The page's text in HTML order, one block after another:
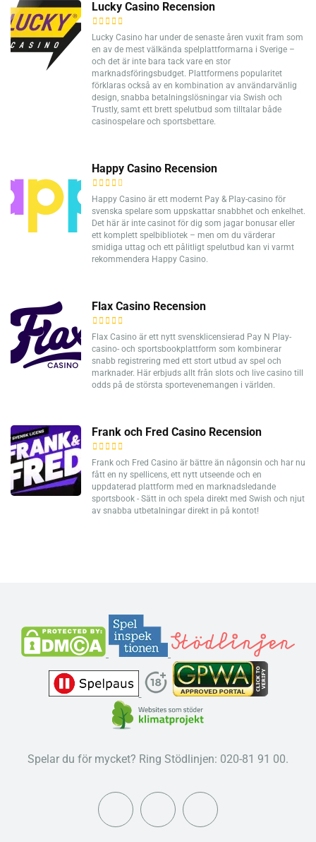
Lucky Casino Recension
Lucky Casino har under de senaste åren vuxit fram som
en av de mest välkända spelplattformarna i Sverige –
och det är inte bara tack vare en stor
marknadsföringsbudget. Plattformens popularitet
förklaras också av en kombination av användarvänlig
design, snabba betalningslösningar via Swish och
Trustly, samt ett brett spelutbud som tilltalar både
casinospelare och sportsbettare.
Happy Casino Recension
Happy Casino är ett modernt Pay & Play-casino för
svenska spelare som uppskattar snabbhet och enkelhet.
Det här är inte casinot för dig som jagar bonusar eller
ett komplett spelbibliotek – men om du värderar
smidiga uttag och ett pålitligt spelutbud kan vi varmt
rekommendera Happy Casino.
Flax Casino Recension
Flax Casino är ett nytt svensklicensierad Pay N Play-
casino- och sportsbookplattform som kombinerar
snabb registrering med ett stort utbud av spel och
marknader. Här erbjuds allt från slots och live casino till
odds på de största sportevenemangen i världen.
Frank och Fred Casino Recension
Frank och Fred Casino är bättre än någonsin och har nu
fått en ny spellicens, ett nytt utseende och en
uppdaterad plattform med en marknadsledande
sportsbook - Sätt in och spela direkt med Swish och njut
av snabba utbetalningar direkt in på kontot!
Spelar du för mycket? Ring Stödlinjen: 020-81 91 00.